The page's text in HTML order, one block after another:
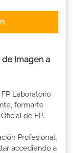
Imagen a
Laboratorio
formarte
de FP.
Profesional,
accediendo a